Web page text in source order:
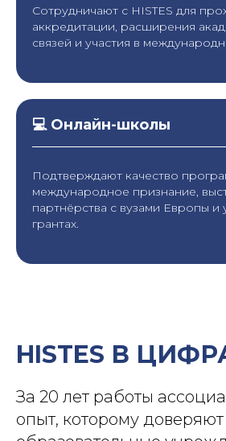
Сотрудничают с HISTES для
аккредитации, расширения
связей и участия в
💻 Онлайн-школы
Подтверждают качество
международное признание,
партнёрства с вузами Европы и
грантах.
HISTES В
За 20 лет работы
опыт, которому доверяют